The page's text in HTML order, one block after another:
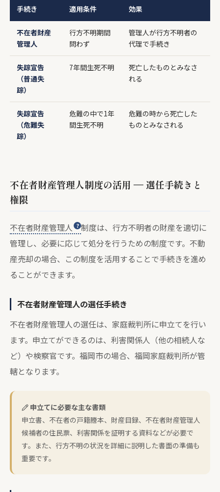
手続き 適用条件 効果
不在者財産
管理人
行方不明期間
問わず
管理人が行方不明者の
代理で手続き
失踪宣告
（普通失
踪）
7年間生死不明
死亡したものとみなさ
れる
失踪宣告
（危難失
踪）
危難の中で1年
間生死不明
危難の時から死亡した
ものとみなされる
不在者財産管理人制度の活用 — 選任手続きと
権限
不在者財産管理人
制度は、行方不明者の財産を適切に
管理し、必要に応じて処分を行うための制度です。不動
産売却の場合、この制度を活用することで手続きを進め
ることができます。
不在者財産管理人の選任手続き
不在者財産管理人の選任は、家庭裁判所に申立てを行い
ます。申立てができるのは、利害関係人（他の相続人な
ど）や検察官です。福岡市の場合、福岡家庭裁判所が管
轄となります。
申立てに必要な主な書類
申立書、不在者の戸籍謄本、財産目録、不在者財産管理人
候補者の住民票、利害関係を証明する資料などが必要で
す。また、行方不明の状況を詳細に説明した書面の準備も
重要です。